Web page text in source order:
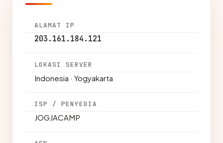
ALAMAT IP
203.161.184.121
LOKASI SERVER
Indonesia · Yogyakarta
ISP / PENYEDIA
JOGJACAMP